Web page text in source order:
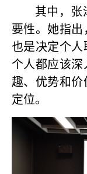
其中，张
要性。她指出
也是决定个人
个人都应该
趣、优势和
定位。